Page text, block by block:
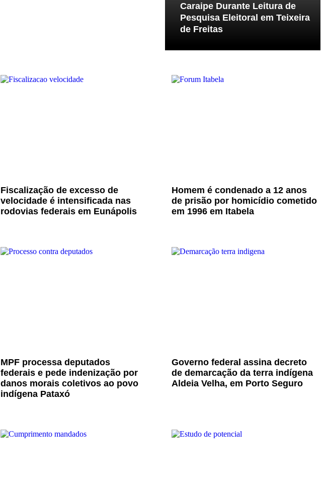
Caraipe Durante Leitura de
Pesquisa Eleitoral em Teixeira
de Freitas
Fiscalização de excesso de
velocidade é intensificada nas
rodovias federais em Eunápolis
Homem é condenado a 12 anos
de prisão por homicídio cometido
em 1996 em Itabela
MPF processa deputados
federais e pede indenização por
danos morais coletivos ao povo
indígena Pataxó
Governo federal assina decreto
de demarcação da terra indígena
Aldeia Velha, em Porto Seguro